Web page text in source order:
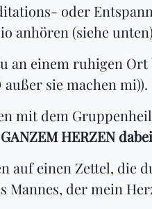
oder
anhören (siehe
an einem ruhigen
sie machen mi)).
mit dem
HERZEN
auf einen Zettel, die
Mannes, der mein